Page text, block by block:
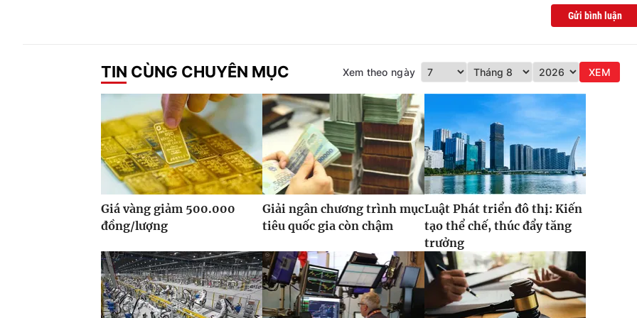
Gửi bình luận
TIN CÙNG CHUYÊN MỤC Xem theo ngày XEM
Giá vàng giảm 500.000
đồng/lượng
Giải ngân chương trình mục
tiêu quốc gia còn chậm
Luật Phát triển đô thị: Kiến
tạo thể chế, thúc đẩy tăng
trưởng